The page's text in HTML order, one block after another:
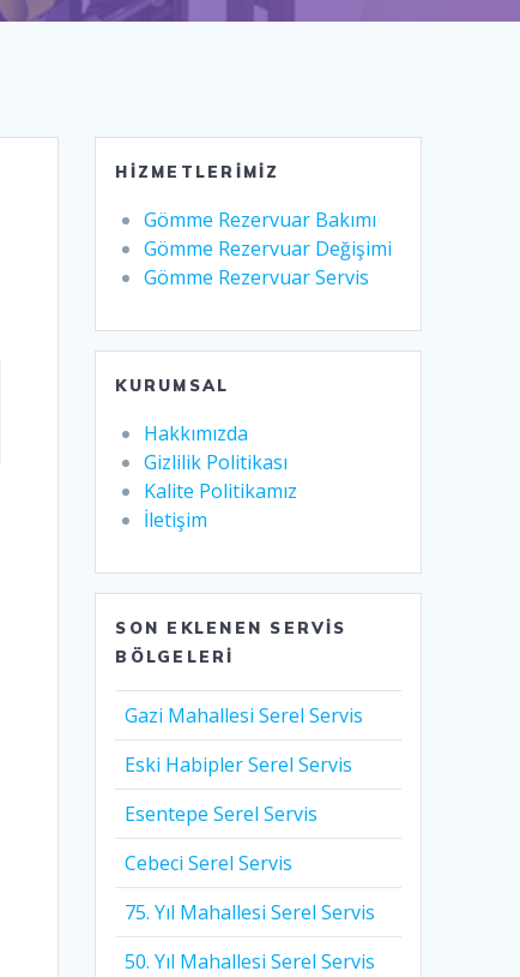
HIZMETLERIMIZ
Gömme Rezervuar Bakımı
Gömme Rezervuar Değişimi
Gömme Rezervuar Servis
KURUMSAL
Hakkımızda
Gizlilik Politikası
Kalite Politikamız
İletişim
SON EKLENEN SERVIS
BÖLGELERI
Gazi Mahallesi Serel Servis
Eski Habipler Serel Servis
Esentepe Serel Servis
Cebeci Serel Servis
75. Yıl Mahallesi Serel Servis
50. Yıl Mahallesi Serel Servis